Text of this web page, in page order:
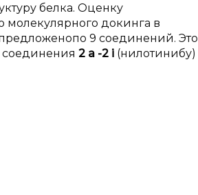
белка. Оценку
докинга в
9 соединений. Это
соединения 2 a -2 i (нилотинибу)